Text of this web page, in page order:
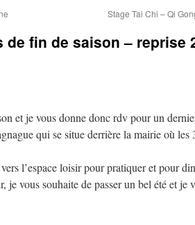
Stage Tai Chi – Qi
fin de saison – reprise
et je vous donne donc rdv pour un
qui se situe derrière la mairie où les
l’espace loisir pour pratiquer et pour
je vous souhaite de passer un bel été et je